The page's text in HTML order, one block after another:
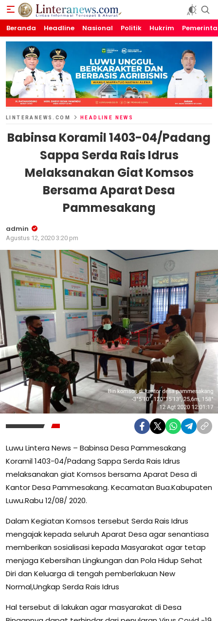
Linteranews.com
Lintas Informasi Tercepat dan Akurat
Beranda Headline Nasional Politik Hukrim
LINTERANEWS.COM HEADLINE NEWS
Babinsa Koramil 1403-04/Padang
Sappa Serda Rais Idrus
Melaksanakan Giat Komsos
Bersama Aparat Desa
Pammesakang
admin
Agustus 12, 2020 3:20 pm
Luwu Lintera News – Babinsa Desa Pammesakang
Koramil 1403-04/Padang Sappa Serda Rais Idrus
melaksanakan giat Komsos bersama Aparat Desa di
Kantor Desa Pammesakang. Kecamatan Bua.Kabupaten
Luwu.Rabu 12/08/ 2020.
Dalam Kegiatan Komsos tersebut Serda Rais Idrus
mengajak kepada seluruh Aparat Desa agar senantiasa
memberikan sosialisasi kepada Masyarakat agar tetap
menjaga Kebersihan Lingkungan dan Pola Hidup Sehat
Diri dan Keluarga di tengah pemberlakuan New
Normal,Ungkap Serda Rais Idrus
Hal tersebut di lakukan agar masyarakat di Desa